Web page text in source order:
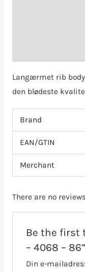
Langærmet rib
den blødeste
Brand
EAN/GTIN
Merchant
There are no
Be the first
– 4068 – 86”
Din e-